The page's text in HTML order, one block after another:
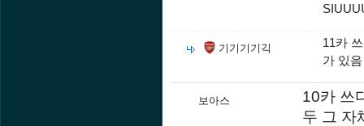
기기기기긱
11카
가 있음
보아스
10카 쓰
두 그 자